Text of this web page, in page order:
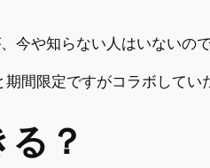
や知らない人はいないの
間限定ですがコラボして
？